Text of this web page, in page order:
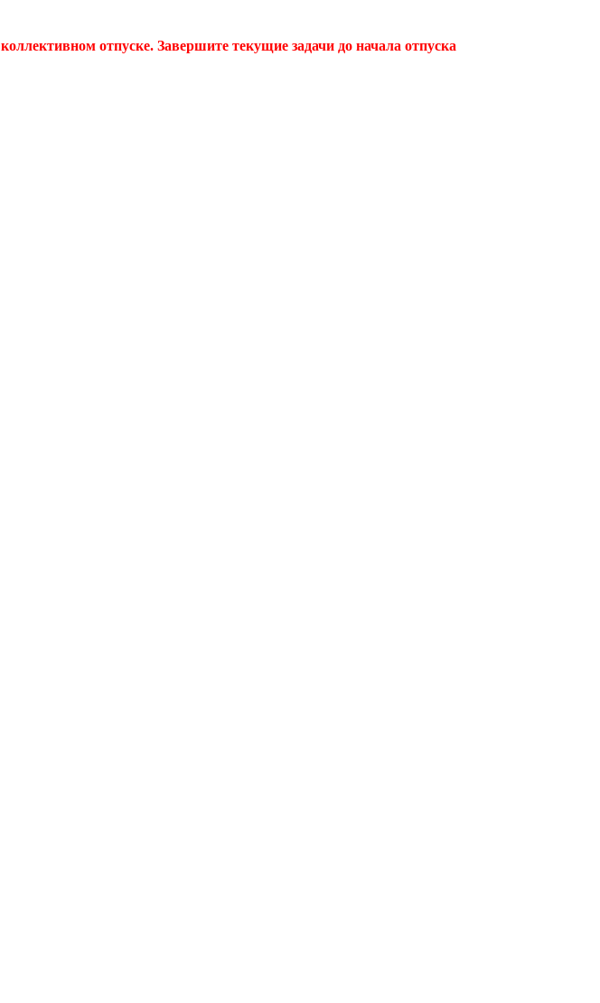
отпуске. Завершите текущие задачи до начала отпуска